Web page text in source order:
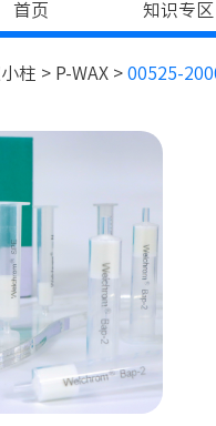
首页 知识专区
柱 > P-WAX > 00525-